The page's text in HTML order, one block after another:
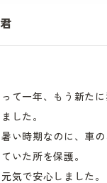
て一年、もう新た
した。
い時期なのに、車
いた所を保護。
気で安心しました。